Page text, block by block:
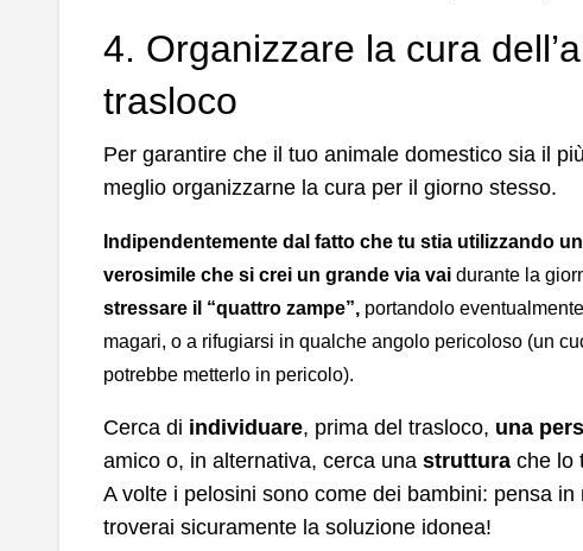
4. Organizzare la cura
trasloco
Per garantire che il tuo animale domestico sia il
meglio organizzarne la cura per il giorno stesso.
Indipendentemente dal fatto che tu stia utilizzando
verosimile che si crei un grande via vaidurante la
stressare il “quattro zampe”,portandolo
magari, o a rifugiarsi in qualche angolo pericoloso (un
potrebbe metterlo in pericolo).
Cerca di individuare, prima del trasloco, una
amico o, in alternativa, cerca una strutturache lo
A volte i pelosini sono come dei bambini: pensa
troverai sicuramente la soluzione idonea!